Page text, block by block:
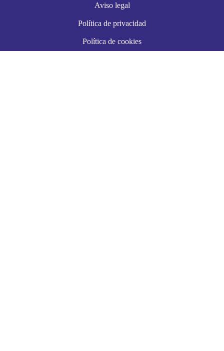
Aviso legal
Política de privacidad
Política de cookies